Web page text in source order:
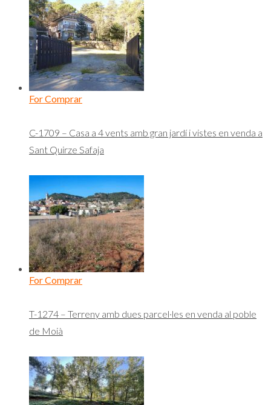
For Comprar
C-1709 – Casa a 4 vents amb gran jardí i vistes en venda a
Sant Quirze Safaja
For Comprar
T-1274 – Terreny amb dues parcel·les en venda al poble
de Moià